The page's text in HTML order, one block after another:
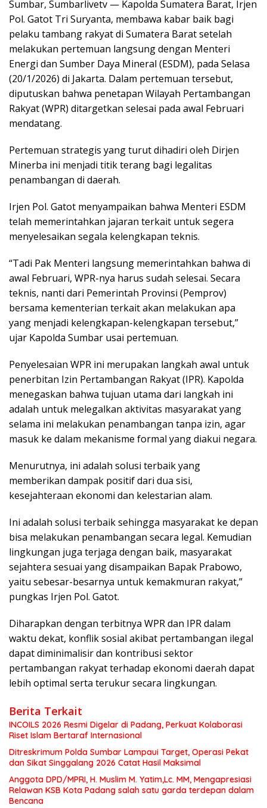
Sumbar, Sumbarlivetv — Kapolda Sumatera Barat, Irjen
Pol. Gatot Tri Suryanta, membawa kabar baik bagi
pelaku tambang rakyat di Sumatera Barat setelah
melakukan pertemuan langsung dengan Menteri
Energi dan Sumber Daya Mineral (ESDM), pada Selasa
(20/1/2026) di Jakarta. Dalam pertemuan tersebut,
diputuskan bahwa penetapan Wilayah Pertambangan
Rakyat (WPR) ditargetkan selesai pada awal Februari
mendatang.
Pertemuan strategis yang turut dihadiri oleh Dirjen
Minerba ini menjadi titik terang bagi legalitas
penambangan di daerah.
Irjen Pol. Gatot menyampaikan bahwa Menteri ESDM
telah memerintahkan jajaran terkait untuk segera
menyelesaikan segala kelengkapan teknis.
“Tadi Pak Menteri langsung memerintahkan bahwa di
awal Februari, WPR-nya harus sudah selesai. Secara
teknis, nanti dari Pemerintah Provinsi (Pemprov)
bersama kementerian terkait akan melakukan apa
yang menjadi kelengkapan-kelengkapan tersebut,”
ujar Kapolda Sumbar usai pertemuan.
Penyelesaian WPR ini merupakan langkah awal untuk
penerbitan Izin Pertambangan Rakyat (IPR). Kapolda
menegaskan bahwa tujuan utama dari langkah ini
adalah untuk melegalkan aktivitas masyarakat yang
selama ini melakukan penambangan tanpa izin, agar
masuk ke dalam mekanisme formal yang diakui negara.
Menurutnya, ini adalah solusi terbaik yang
memberikan dampak positif dari dua sisi,
kesejahteraan ekonomi dan kelestarian alam.
Ini adalah solusi terbaik sehingga masyarakat ke depan
bisa melakukan penambangan secara legal. Kemudian
lingkungan juga terjaga dengan baik, masyarakat
sejahtera sesuai yang disampaikan Bapak Prabowo,
yaitu sebesar-besarnya untuk kemakmuran rakyat,”
pungkas Irjen Pol. Gatot.
Diharapkan dengan terbitnya WPR dan IPR dalam
waktu dekat, konflik sosial akibat pertambangan ilegal
dapat diminimalisir dan kontribusi sektor
pertambangan rakyat terhadap ekonomi daerah dapat
lebih optimal serta terukur secara lingkungan.
Berita Terkait
INCOILS 2026 Resmi Digelar di Padang, Perkuat Kolaborasi
Riset Islam Bertaraf Internasional
Ditreskrimum Polda Sumbar Lampaui Target, Operasi Pekat
dan Sikat Singgalang 2026 Catat Hasil Maksimal
Anggota DPD/MPRI, H. Muslim M. Yatim,Lc. MM, Mengapresiasi
Relawan KSB Kota Padang salah satu garda terdepan dalam
Bencana